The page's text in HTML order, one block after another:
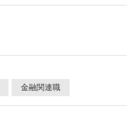
金融関連職